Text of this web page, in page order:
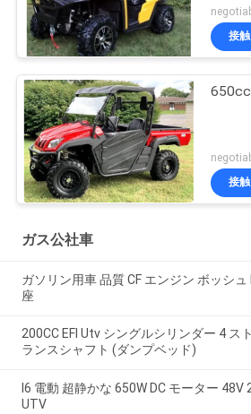
接触
接触
ガス公社車
ガソリン用車 品質 CF エンジン ボッシュ
座
200CC EFI Utv シングルシリンダー 4 ス
ランスシャフト (ダンプベッド)
I6 電動 超静かな 650W DC モーター 48V
UTV